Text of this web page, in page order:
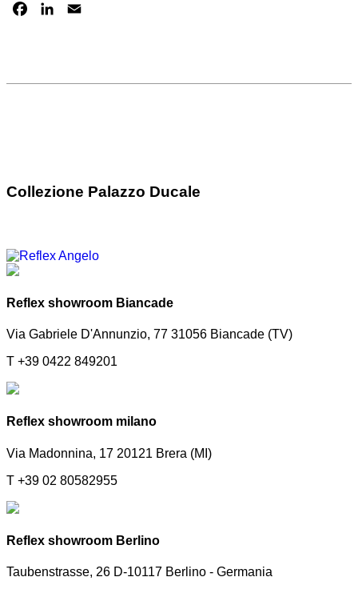
FACEBOOK
LINKEDIN
Collezione Palazzo Ducale
Reflex showroom Biancade
Via Gabriele D'Annunzio, 77 31056 Biancade (TV)
T +39 0422 849201
Reflex showroom milano
Via Madonnina, 17 20121 Brera (MI)
T +39 02 80582955
Reflex showroom Berlino
Taubenstrasse, 26 D-10117 Berlino - Germania